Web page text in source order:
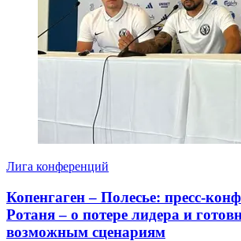
Лига конференций
Копенгаген – Полесье: пресс-
Ротаня – о потере лидера и
возможным сценариям